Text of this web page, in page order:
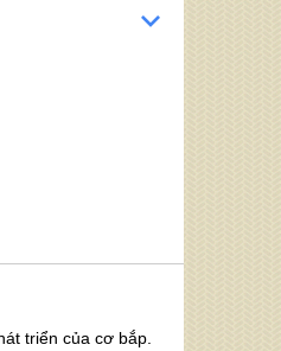
triển của cơ bắp.